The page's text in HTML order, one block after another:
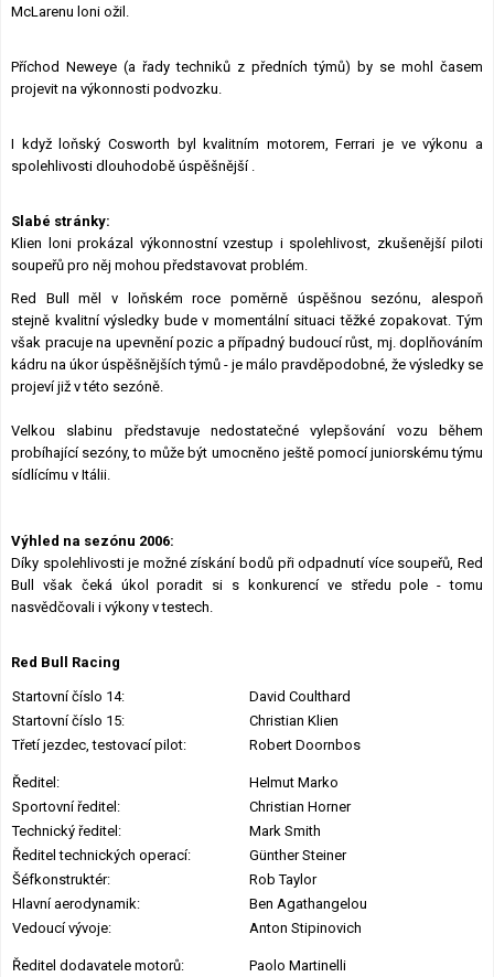
McLarenu loni ožil.
Příchod Neweye (a řady techniků z předních týmů) by se mohl časem
projevit na výkonnosti podvozku.
I když loňský Cosworth byl kvalitním motorem, Ferrari je ve výkonu a
spolehlivosti dlouhodobě úspěšnější .
Slabé stránky:
Klien loni prokázal výkonnostní vzestup i spolehlivost, zkušenější piloti
soupeřů pro něj mohou představovat problém.
Red Bull měl v loňském roce poměrně úspěšnou sezónu, alespoň
stejně kvalitní výsledky bude v momentální situaci těžké zopakovat. Tým
však pracuje na upevnění pozic a případný budoucí růst, mj. doplňováním
kádru na úkor úspěšnějších týmů - je málo pravděpodobné, že výsledky se
projeví již v této sezóně.
Velkou slabinu představuje nedostatečné vylepšování vozu během
probíhající sezóny, to může být umocněno ještě pomocí juniorskému týmu
sídlícímu v Itálii.
Výhled na sezónu 2006:
Díky spolehlivosti je možné získání bodů při odpadnutí více soupeřů, Red
Bull však čeká úkol poradit si s konkurencí ve středu pole - tomu
nasvědčovali i výkony v testech.
Red Bull Racing
Startovní číslo 14:
David Coulthard
Startovní číslo 15:
Christian Klien
Třetí jezdec, testovací pilot:
Robert Doornbos
Ředitel:
Helmut Marko
Sportovní ředitel:
Christian Horner
Technický ředitel:
Mark Smith
Ředitel technických operací:
Günther Steiner
Šéfkonstruktér:
Rob Taylor
Hlavní aerodynamik:
Ben Agathangelou
Vedoucí vývoje:
Anton Stipinovich
Ředitel dodavatele motorů:
Paolo Martinelli